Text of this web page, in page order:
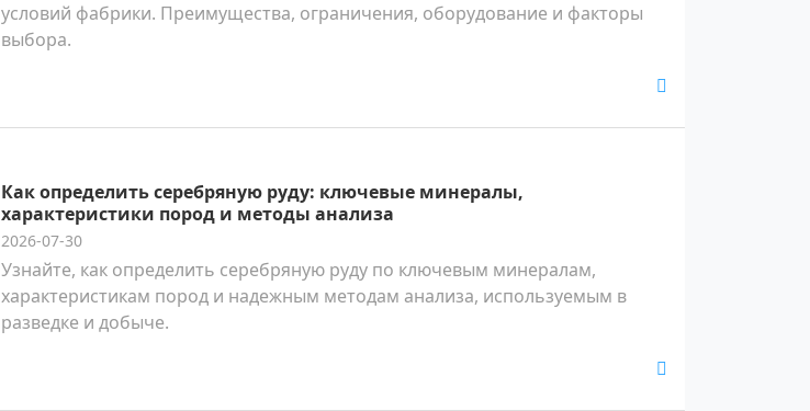
условий фабрики. Преимущества, ограничения, оборудование и факторы
выбора.
Как определить серебряную руду: ключевые минералы,
характеристики пород и методы анализа
2026-07-30
Узнайте, как определить серебряную руду по ключевым минералам,
характеристикам пород и надежным методам анализа, используемым в
разведке и добыче.